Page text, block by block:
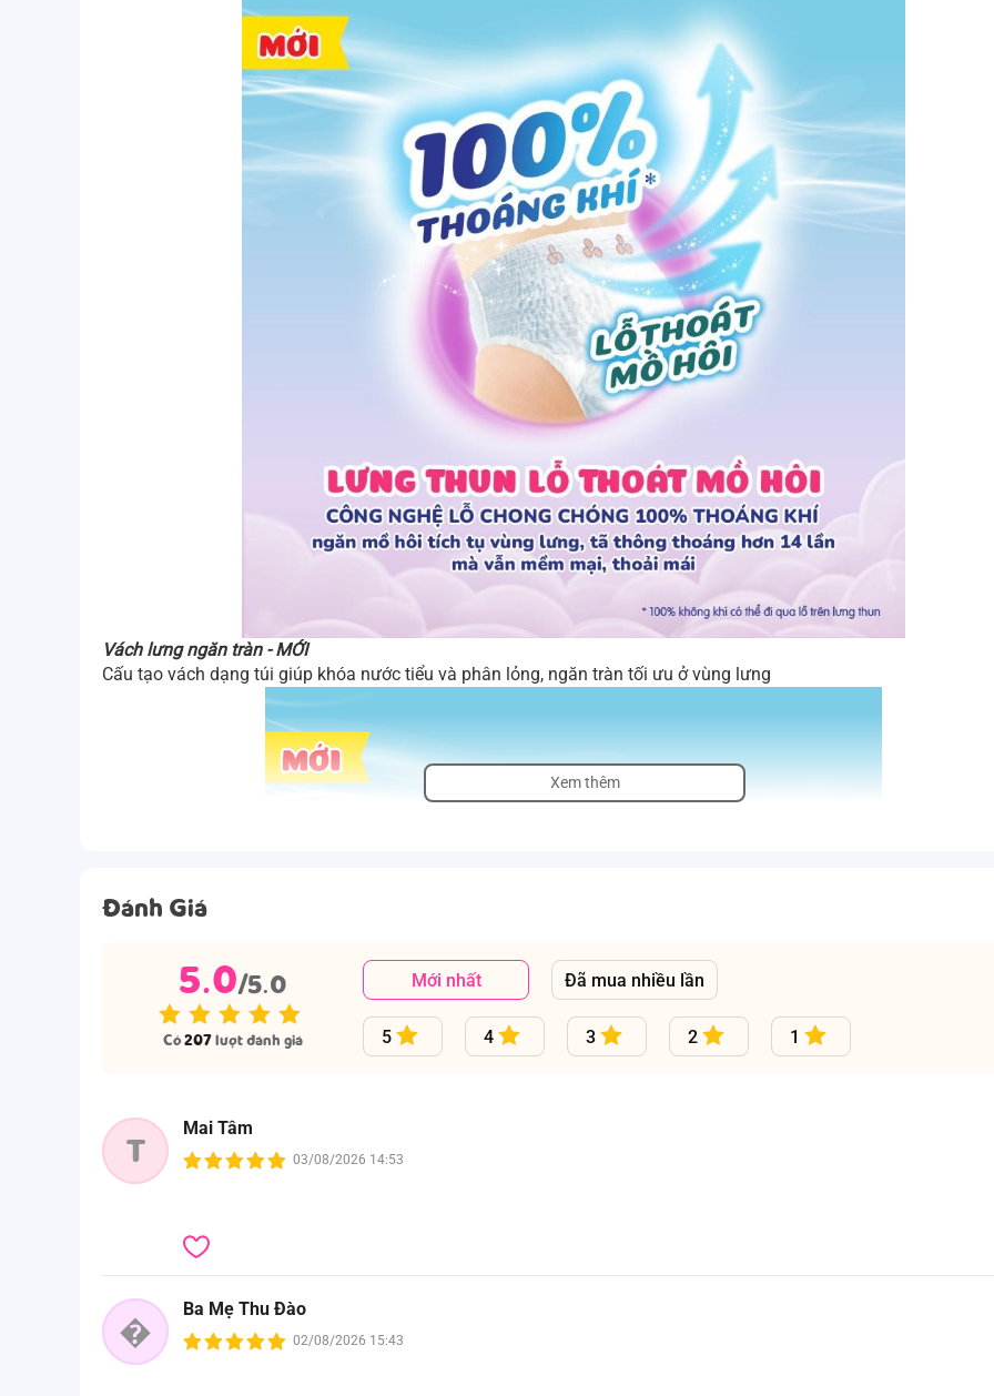
Vách lưng ngăn tràn - MỚI
Cấu tạo vách dạng túi giúp khóa nước tiểu và phân lỏng, ngăn tràn tối ưu ở vùng lưng
Vạch báo tã đầy - MỚI
Khi tã đầy, dải màu sẽ chuyển sang màu xanh. Mẹ lưu ý quan sát và thay tã để bé luôn thoải mái
Xem thêm
Đánh Giá
5.0/5.0
Có207lượt đánh giá
Mới nhất Đã mua nhiều lần
5 4 3 2 1
T
Mai Tâm
03/08/2026 14:53
�
Ba Mẹ Thu Đào
02/08/2026 15:43